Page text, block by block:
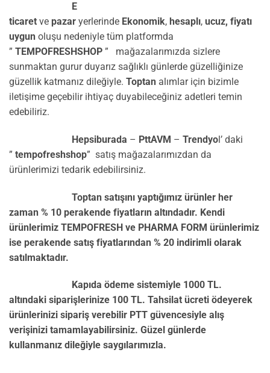
E
ticaret ve pazar yerlerinde Ekonomik, hesaplı, ucuz, fiyatı
uygun oluşu nedeniyle tüm platformda
” TEMPOFRESHSHOP ” mağazalarımızda sizlere
sunmaktan gurur duyarız sağlıklı günlerde güzelliğinize
güzellik katmanız dileğiyle. Toptan alımlar için bizimle
iletişime geçebilir ihtiyaç duyabileceğiniz adetleri temin
edebiliriz.
Hepsiburada – PttAVM – Trendyol’ daki
” tempofreshshop” satış mağazalarımızdan da
ürünlerimizi tedarik edebilirsiniz.
Toptan satışını yaptığımız ürünler her
zaman % 10 perakende fiyatların altındadır. Kendi
ürünlerimiz TEMPOFRESH ve PHARMA FORM ürünlerimiz
ise perakende satış fiyatlarından % 20 indirimli olarak
satılmaktadır.
Kapıda ödeme sistemiyle 1000 TL.
altındaki siparişlerinize 100 TL. Tahsilat ücreti ödeyerek
ürünlerinizi sipariş verebilir PTT güvencesiyle alış
verişinizi tamamlayabilirsiniz. Güzel günlerde
kullanmanız dileğiyle saygılarımızla.